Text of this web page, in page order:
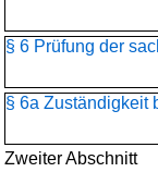
§ 6 Prüfung der
§ 6a Zuständigkeit
Zweiter Abschnitt